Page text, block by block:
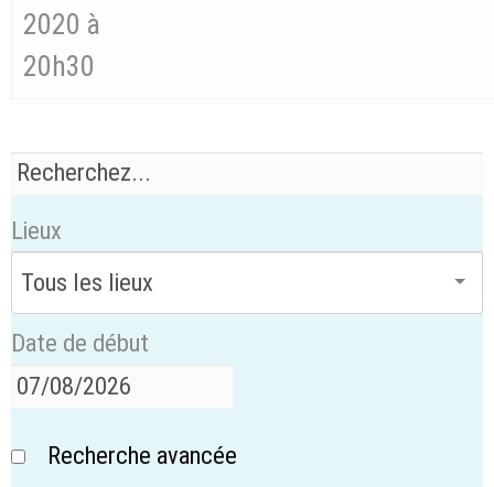
2020 à
20h30
Lieux
Date de début
Recherche avancée